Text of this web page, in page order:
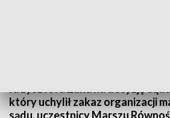
który uchylił zakaz organizacji
sądu, uczestnicy Marszu